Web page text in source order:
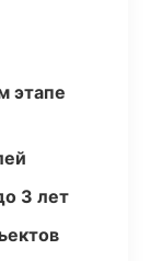
этапе
3 лет